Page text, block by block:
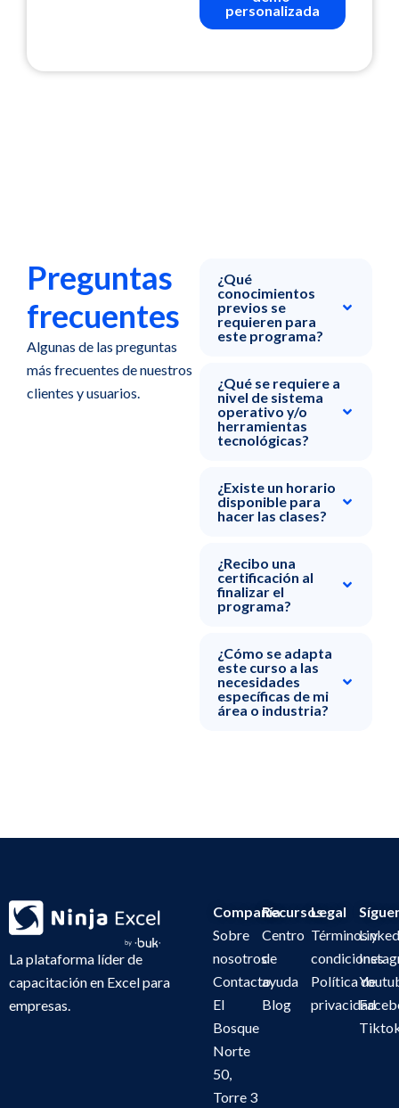
Preguntas
frecuentes
Algunas de las preguntas
más frecuentes de nuestros
clientes y usuarios.
¿Qué
conocimientos
previos se
requieren para
este programa?
¿Qué se requiere a
nivel de sistema
operativo y/o
herramientas
tecnológicas?
¿Existe un horario
disponible para
hacer las clases?
¿Recibo una
certificación al
finalizar el
programa?
¿Cómo se adapta
este curso a las
necesidades
específicas de mi
área o industria?
La plataforma líder de
capacitación en Excel para
empresas.
Compañía
Sobre
nosotros
Contacto
El
Bosque
Norte
50,
Torre 3
Recursos
Centro
de
ayuda
Blog
Legal
Términos y
condiciones
Política de
privacidad